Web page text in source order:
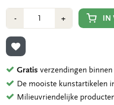
-Min
1
+Plus
1
IN
TOEVOEGEN AAN
Gratis verzendingen
De mooiste kunstartikelen
Milieuvriendelijke